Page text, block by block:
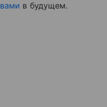
в будущем.